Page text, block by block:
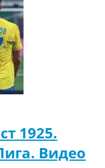
1925.
Видео